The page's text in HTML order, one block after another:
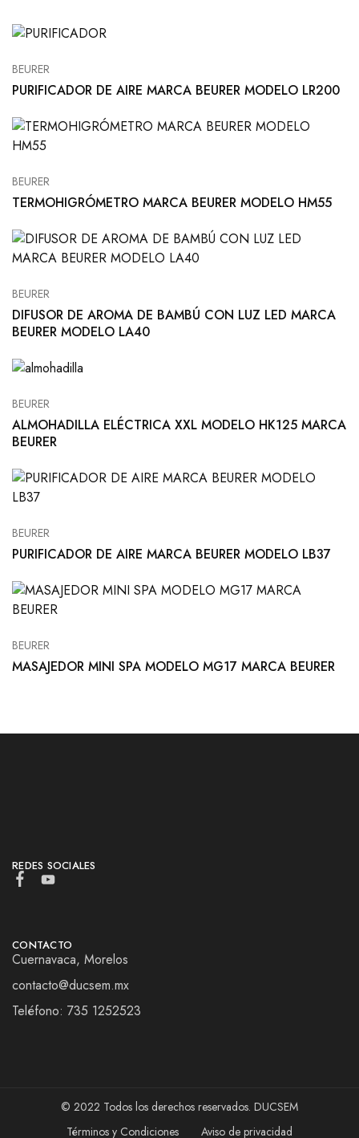
BEURER
PURIFICADOR DE AIRE MARCA BEURER MODELO LR200
BEURER
TERMOHIGRÓMETRO MARCA BEURER MODELO HM55
BEURER
DIFUSOR DE AROMA DE BAMBÚ CON LUZ LED MARCA
BEURER MODELO LA40
BEURER
ALMOHADILLA ELÉCTRICA XXL MODELO HK125 MARCA
BEURER
BEURER
PURIFICADOR DE AIRE MARCA BEURER MODELO LB37
BEURER
MASAJEDOR MINI SPA MODELO MG17 MARCA BEURER
REDES SOCIALES
CONTACTO
Cuernavaca, Morelos
contacto@ducsem.mx
Teléfono: 735 1252523
© 2022 Todos los derechos reservados. DUCSEM
Términos y Condiciones
Aviso de privacidad